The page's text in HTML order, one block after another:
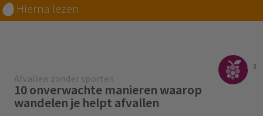
Hierna lezen
3
Afvallen zonder sporten
10 onverwachte manieren waarop
wandelen je helpt afvallen